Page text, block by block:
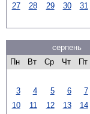
27
28 29 30 31
серпень
Пн
Вт Ср Чт Пт
3
4 5 6 7
10
11 12 13 14